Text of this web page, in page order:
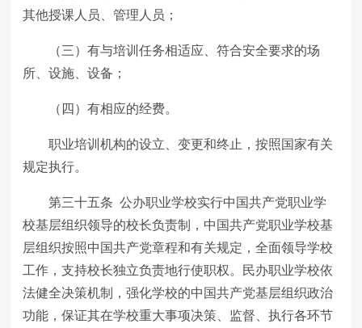
其他授课人员、管理人员；
（三）有与培训任务相适应、符合安全要求的场
所、设施、设备；
（四）有相应的经费。
职业培训机构的设立、变更和终止，按照国家有关
规定执行。
第三十五条 公办职业学校实行中国共产党职业学
校基层组织领导的校长负责制，中国共产党职业学校基
层组织按照中国共产党章程和有关规定，全面领导学校
工作，支持校长独立负责地行使职权。民办职业学校依
法健全决策机制，强化学校的中国共产党基层组织政治
功能，保证其在学校重大事项决策、监督、执行各环节